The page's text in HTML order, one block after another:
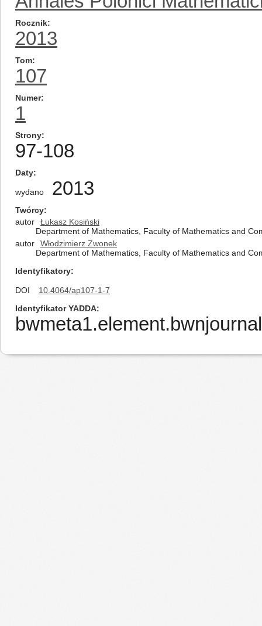
Rocznik
2013
Tom
107
Numer
1
Strony
97-108
Daty
wydano 2013
Twórcy
autor
Łukasz Kosiński
Department of Mathematics, Faculty of Mathematics and
autor
Włodzimierz Zwonek
Department of Mathematics, Faculty of Mathematics and
Identyfikatory
DOI
10.4064/ap107-1-7
Identyfikator YADDA